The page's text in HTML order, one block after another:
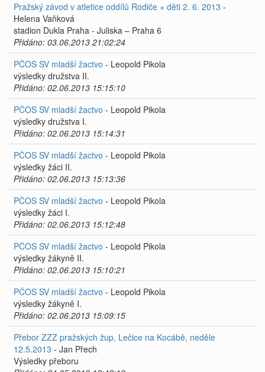
Pražský závod v atletice oddílů Rodiče + děti 2. 6. 2013 -
Helena Vaňková
stadion Dukla Praha - Juliska – Praha 6
Přidáno: 03.06.2013 21:02:24
PČOS SV mladší žactvo - Leopold Pikola
výsledky družstva II.
Přidáno: 02.06.2013 15:15:10
PČOS SV mladší žactvo - Leopold Pikola
výsledky družstva I.
Přidáno: 02.06.2013 15:14:31
PČOS SV mladší žactvo - Leopold Pikola
výsledky žáci II.
Přidáno: 02.06.2013 15:13:36
PČOS SV mladší žactvo - Leopold Pikola
výsledky žáci I.
Přidáno: 02.06.2013 15:12:48
PČOS SV mladší žactvo - Leopold Pikola
výsledky žákyně II.
Přidáno: 02.06.2013 15:10:21
PČOS SV mladší žactvo - Leopold Pikola
výsledky žákyně I.
Přidáno: 02.06.2013 15:09:15
Přebor ZZZ pražských žup, Lečice na Kocábě, neděle
12.5.2013 - Jan Přech
Výsledky přeboru